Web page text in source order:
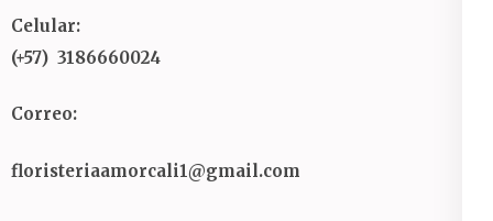
Celular:
(+57) 3186660024
Correo:
floristeriaamorcali1@gmail.com